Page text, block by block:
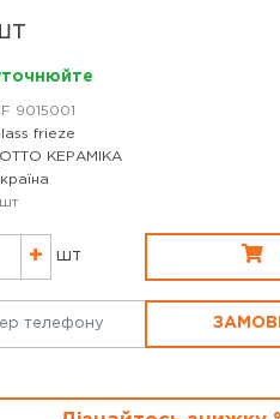
9015001
frieze
КЕРАМІКА
+ шт